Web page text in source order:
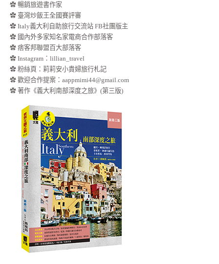
✿ 暢銷旅遊書作家
✿ 臺灣炒飯王全國賽評審
✿ Italy義大利自助旅行交流站 FB社團版主
✿ 國內外多家知名家電商合作部落客
✿ 痞客邦聯盟百大部落客
✿ Instagram：lillian_travel
✿ 粉絲頁：莉莉安小貴婦旅行札記
✿ 歡迎合作提案： aappmimi44@gmail.com
✿ 著作《義大利南部深度之旅》(第三版)